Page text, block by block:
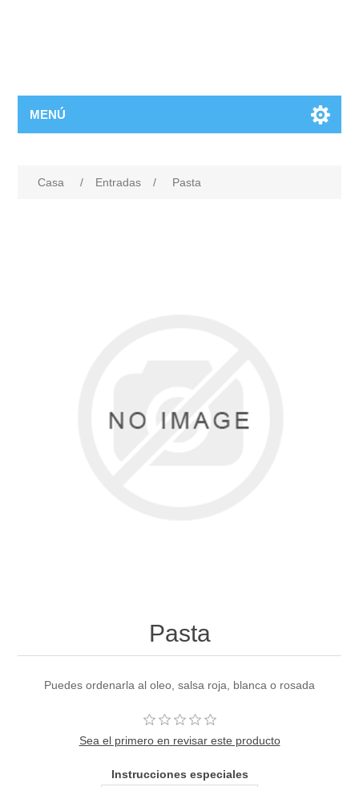
MENÚ
Casa / Entradas / Pasta
Pasta
Puedes ordenarla al oleo, salsa roja, blanca o rosada
Sea el primero en revisar este producto
Instrucciones especiales